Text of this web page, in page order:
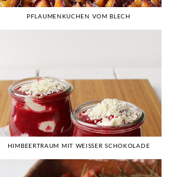
PFLAUMENKUCHEN VOM BLECH
HIMBEERTRAUM MIT WEISSER SCHOKOLADE